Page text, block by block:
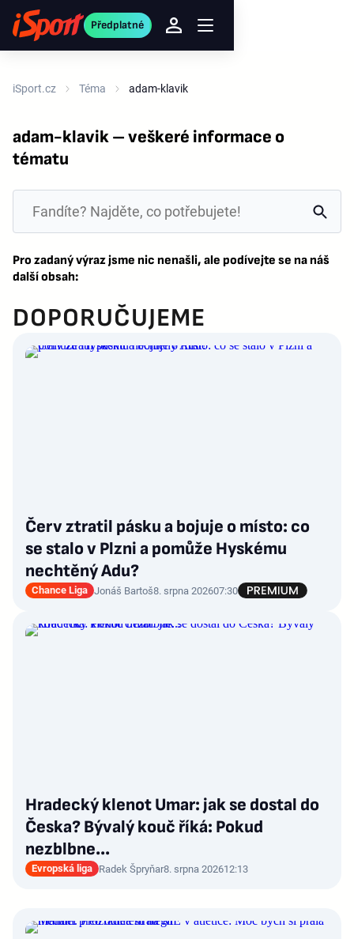
Předplatné
iSport.cz Téma adam-klavik
adam-klavik – veškeré informace o
tématu
Pro zadaný výraz jsme nic nenašli, ale podívejte se na náš
další obsah:
DOPORUČUJEME
Červ ztratil pásku a bojuje o místo: co
se stalo v Plzni a pomůže Hyskému
nechtěný Adu?
Chance Liga Jonáš Bartoš8. srpna 202607:30
Hradecký klenot Umar: jak se dostal do
Česka? Bývalý kouč říká: Pokud
nezblbne...
Evropská liga Radek Špryňar8. srpna 202612:13